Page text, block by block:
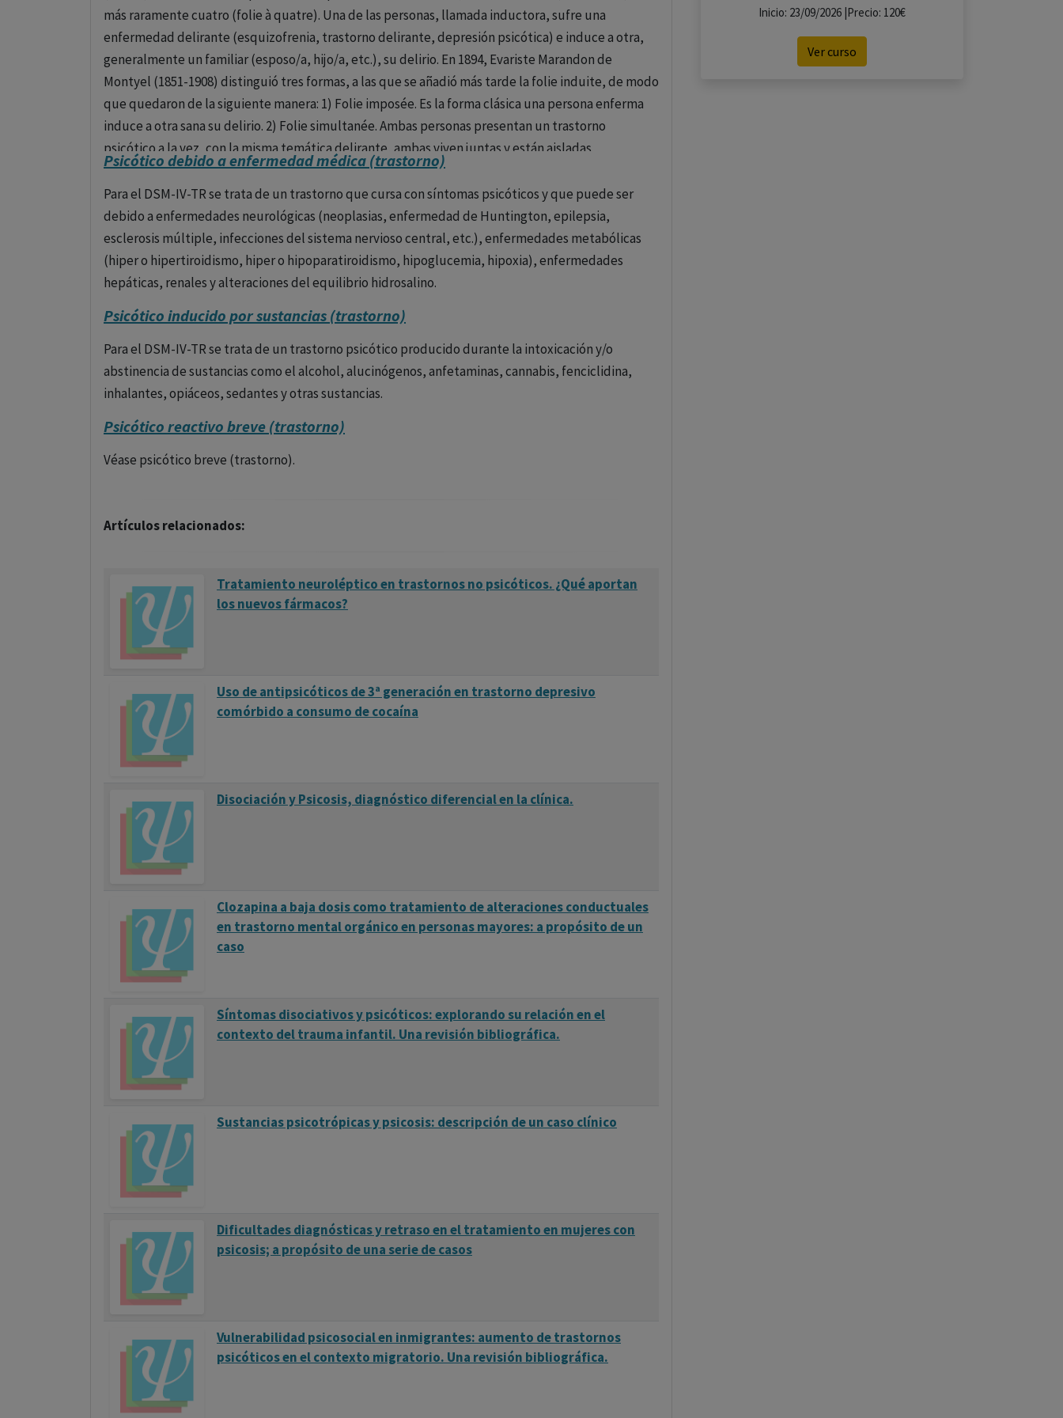
Olanzapina : Eficaz para la esquizofrenia y episodios maníacos o mixtos en el trastorno bipolar.
Quetiapina: Usada para tratar la esquizofrenia, el trastorno bipolar y, en dosis más bajas, como
tratamiento adyuvante para la depresión mayor.
Aripiprazol: Conocido por tener un perfil único que incluye actividad parcial agonista en los
receptores de dopamina, utilizado para la esquizofrenia y el trastorno bipolar.
tratamiento, aunque requiere monitoreo regular del recuento de glóbulos blancos debido al
riesgo de agranulocitosis.
Uso y monitoreo:
El uso de antipsicóticos atípicos debe ser cuidadosamente monitoreado por un profesional de la
salud debido a su potencial para causar efectos secundarios significativos. La elección del
antipsicótico específico y la dosificación deben ser personalizadas basadas en las necesidades del
paciente, su perfil de efectos secundarios, y la respuesta a tratamientos anteriores.
En conclusión, los antipsicóticos atípicos son herramientas esenciales en el tratamiento de
trastornos psiquiátricos, ofreciendo mejoras en los síntomas con un perfil de efectos secundarios
generalmente más manejable que los antipsicóticos de primera generación.
más raramente cuatro (folie à quatre). Una de las personas, llamada inductora, sufre una
enfermedad delirante (esquizofrenia, trastorno delirante, depresión psicótica) e induce a otra,
generalmente un familiar (esposo/a, hijo/a, etc.), su delirio. En 1894, Evariste Marandon de
Montyel (1851-1908) distinguió tres formas, a las que se añadió más tarde la folie induite, de modo
que quedaron de la siguiente manera: 1) Folie imposée. Es la forma clásica una persona enferma
induce a otra sana su delirio. 2) Folie simultanée. Ambas personas presentan un trastorno
psicótico a la vez, con la misma temática delirante, ambas viven juntas y están aisladas
socialmente. 3) Folie comuniquée. Los delirios de una persona pasan a otra tras un periodo de
resistencia inicial. 4) Folie induite. Un paciente con un delirio induce su temática delirante a otro
también delirante.
Psicótico debido a enfermedad médica (trastorno)
Para el DSM-IV-TR se trata de un trastorno que cursa con síntomas psicóticos y que puede ser
debido a enfermedades neurológicas (neoplasias, enfermedad de Huntington, epilepsia,
esclerosis múltiple, infecciones del sistema nervioso central, etc.), enfermedades metabólicas
(hiper o hipertiroidismo, hiper o hipoparatiroidismo, hipoglucemia, hipoxia), enfermedades
hepáticas, renales y alteraciones del equilibrio hidrosalino.
Psicótico inducido por sustancias (trastorno)
Para el DSM-IV-TR se trata de un trastorno psicótico producido durante la intoxicación y/o
abstinencia de sustancias como el alcohol, alucinógenos, anfetaminas, cannabis, fenciclidina,
inhalantes, opiáceos, sedantes y otras sustancias.
Psicótico reactivo breve (trastorno)
Véase psicótico breve (trastorno).
Artículos relacionados:
Tratamiento neuroléptico en trastornos no psicóticos. ¿Qué aportan
los nuevos fármacos?
Uso de antipsicóticos de 3ª generación en trastorno depresivo
comórbido a consumo de cocaína
Disociación y Psicosis, diagnóstico diferencial en la clínica.
Clozapina a baja dosis como tratamiento de alteraciones conductuales
en trastorno mental orgánico en personas mayores: a propósito de un
caso
Síntomas disociativos y psicóticos: explorando su relación en el
contexto del trauma infantil. Una revisión bibliográfica.
Sustancias psicotrópicas y psicosis: descripción de un caso clínico
Dificultades diagnósticas y retraso en el tratamiento en mujeres con
psicosis; a propósito de una serie de casos
Vulnerabilidad psicosocial en inmigrantes: aumento de trastornos
psicóticos en el contexto migratorio. Una revisión bibliográfica.
Inicio: 23/09/2026 |Precio: 120€
Ver curso